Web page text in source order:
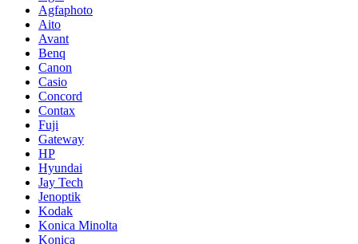
Agfaphoto
Aito
Avant
Benq
Canon
Casio
Concord
Contax
Fuji
Gateway
HP
Hyundai
Jay Tech
Jenoptik
Kodak
Konica Minolta
Konica